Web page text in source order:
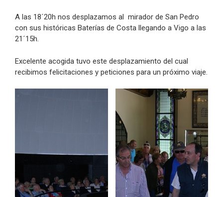
A las 18´20h nos desplazamos al mirador de San Pedro
con sus históricas Baterías de Costa llegando a Vigo a las
21´15h.
Excelente acogida tuvo este desplazamiento del cual
recibimos felicitaciones y peticiones para un próximo viaje.